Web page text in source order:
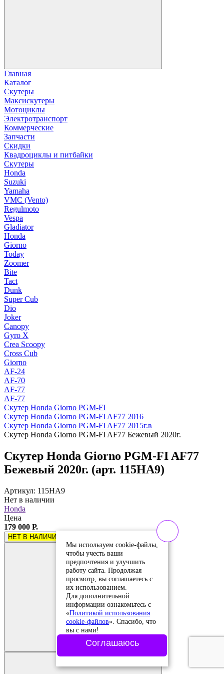
Главная
Каталог
Скутеры
Максискутеры
Мотоциклы
Электротранспорт
Коммерческие
Запчасти
Скидки
Квадроциклы и питбайки
Скутеры
Honda
Suzuki
Yamaha
VMC (Vento)
Regulmoto
Vespa
Gladiator
Honda
Giorno
Today
Zoomer
Bite
Tact
Dunk
Super Cub
Dio
Joker
Canopy
Gyro X
Crea Scoopy
Cross Cub
Giorno
AF-24
AF-70
AF-77
AF-77
Скутер Honda Giorno PGM-FI
Скутер Honda Giorno PGM-FI AF77 2016
Скутер Honda Giorno PGM-FI AF77 2015г.в
Скутер Honda Giorno PGM-FI AF77 Бежевый 2020г.
Скутер Honda Giorno PGM-FI AF77
Бежевый 2020г. (арт. 115HA9)
Артикул: 115HA9
Нет в наличии
Honda
Цена
179 000 Р.
НЕТ В НАЛИЧИИ
Добавить в
сравнение
Добавлено в
сравнение
Мы используем cookie-файлы,
чтобы учесть ваши
предпочтения и улучшить
работу сайта. Продолжая
просмотр, вы соглашаетесь с
их использованием.
Для дополнительной
информации ознакомьтесь с
«Политикой использования
cookie-файлов». Спасибо, что
вы с нами!
Соглашаюсь